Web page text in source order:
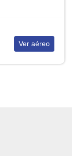
Ver aéreo